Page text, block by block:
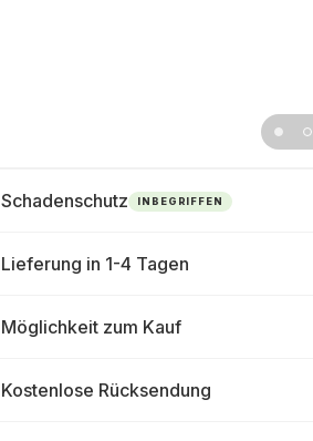
Schadenschutz INBEGRIFFEN
Lieferung in 1-4 Tagen
Möglichkeit zum Kauf
Kostenlose Rücksendung